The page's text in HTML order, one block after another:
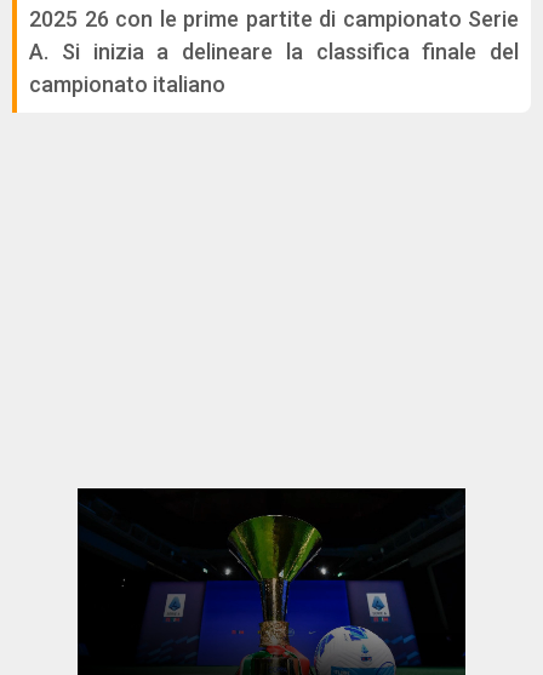
2025 26 con le prime partite di campionato Serie
A. Si inizia a delineare la classifica finale del
campionato italiano